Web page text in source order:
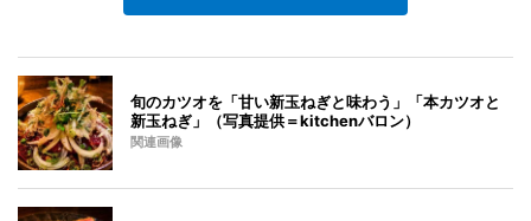
旬のカツオを「甘い新玉ねぎと味わう」「本カツオと
新玉ねぎ」（写真提供＝kitchenバロン）
関連画像